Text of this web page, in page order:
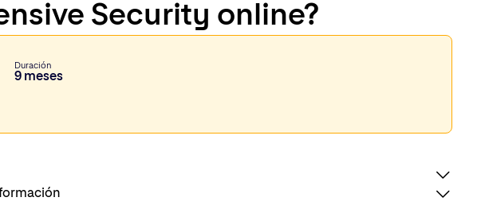
Security online?
Duración
9 meses